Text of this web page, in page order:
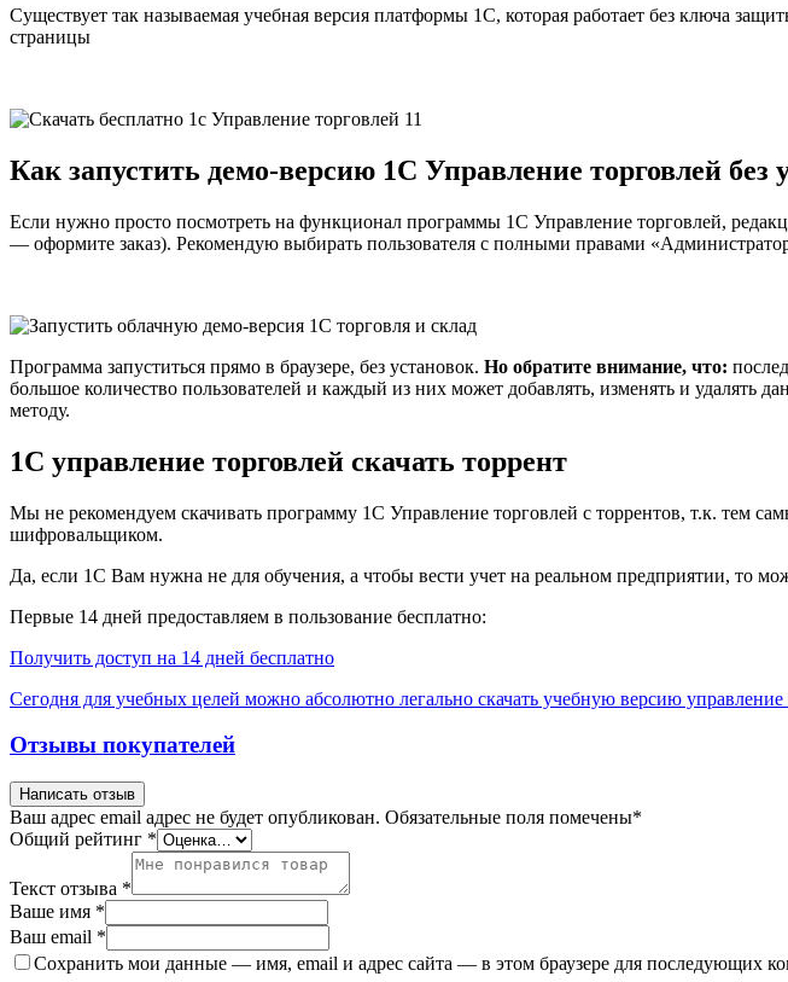
Существует так называемая учебная версия платформы 1С, которая работает без ключа
страницы
Как запустить демо-версию 1С Управление торговлей без
Если нужно просто посмотреть на функционал программы 1С Управление торговлей,
— оформите заказ). Рекомендую выбирать пользователя с полными правами
Программа запуститься прямо в браузере, без установок. Но обратите внимание, что:
большое количество пользователей и каждый из них может добавлять, изменять и удалять
методу.
1С управление торговлей скачать торрент
Мы не рекомендуем скачивать программу 1С Управление торговлей с торрентов, т.к. тем
шифровальщиком.
Да, если 1С Вам нужна не для обучения, а чтобы вести учет на реальном предприятии, то
Первые 14 дней предоставляем в пользование бесплатно:
Получить доступ на 14 дней бесплатно
Сегодня для учебных целей можно абсолютно легально скачать учебную версию
Отзывы покупателей
Написать отзыв
Ваш адрес email адрес не будет опубликован. Обязательные поля помечены*
Общий рейтинг *
Текст отзыва *
Ваше имя *
Ваш email *
Сохранить мои данные — имя, email и адрес сайта — в этом браузере для последующих